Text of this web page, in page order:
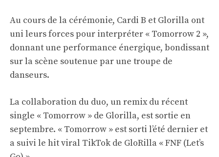
Au cours de la cérémonie, Cardi B et Glorilla ont
uni leurs forces pour interpréter « Tomorrow 2 »,
donnant une performance énergique, bondissant
sur la scène soutenue par une troupe de
danseurs.
La collaboration du duo, un remix du récent
single « Tomorrow » de Glorilla, est sortie en
septembre. « Tomorrow » est sorti l’été dernier et
a suivi le hit viral TikTok de GloRilla « FNF (Let’s